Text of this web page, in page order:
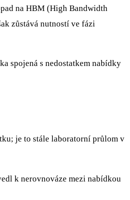
na HBM (High Bandwidth
zůstává nutností ve fázi
spojená s nedostatkem nabídky
je to stále laboratorní průlom v
k nerovnováze mezi nabídkou